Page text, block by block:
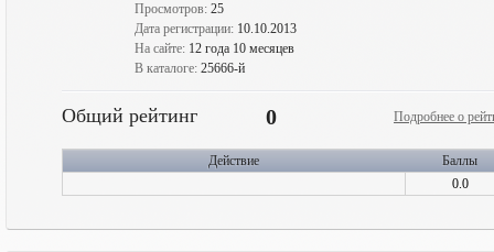
Просмотров: 25
Дата регистрации: 10.10.2013
На сайте: 12 года 10 месяцев
В каталоге: 25666-й
Общий рейтинг 0 Подробнее о
Действие
Баллы
0.0